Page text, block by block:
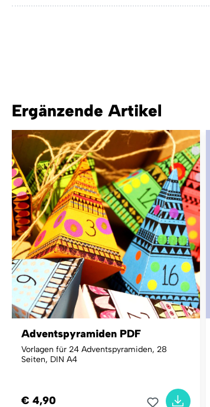
Ergänzende Artikel
Adventspyramiden PDF
Vorlagen für 24 Adventspyramiden, 28
Seiten, DIN A4
€ 4,90